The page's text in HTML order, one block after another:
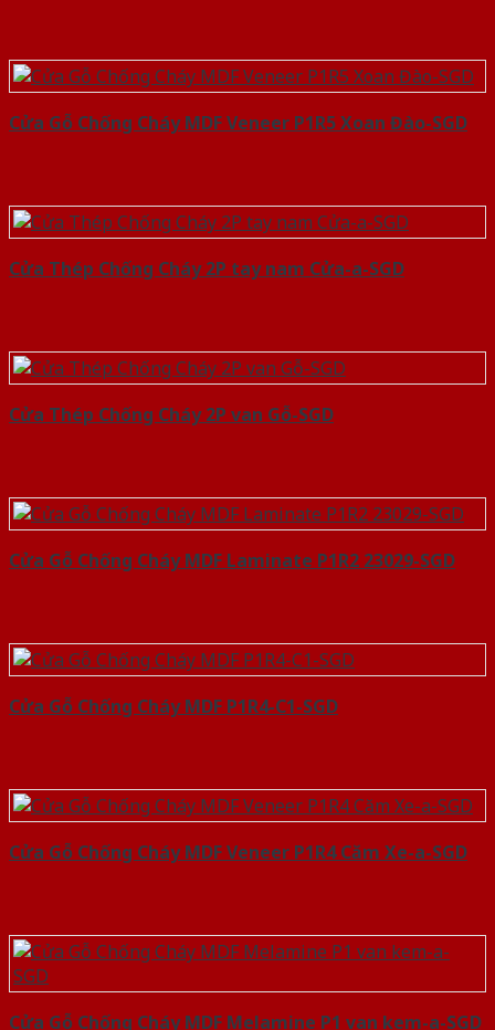
Cửa Gỗ Chống Cháy MDF Veneer P1R5 Xoan Đào-SGD
Cửa Thép Chống Cháy 2P tay nam Cửa-a-SGD
Cửa Thép Chống Cháy 2P van Gỗ-SGD
Cửa Gỗ Chống Cháy MDF Laminate P1R2 23029-SGD
Cửa Gỗ Chống Cháy MDF P1R4-C1-SGD
Cửa Gỗ Chống Cháy MDF Veneer P1R4 Căm Xe-a-SGD
Cửa Gỗ Chống Cháy MDF Melamine P1 van kem-a-SGD